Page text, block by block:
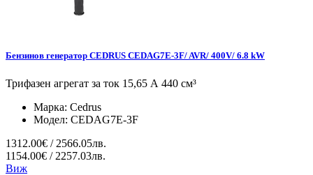
Бензинов генератор CEDRUS CEDAG7E-3F/ AVR/ 400V/ 6.8 kW
Трифазен агрегат за ток 15,65 А 440 см³
Марка: Cedrus
Модел: CEDAG7E-3F
1312.00€ / 2566.05лв.
1154.00€ / 2257.03лв.
Виж